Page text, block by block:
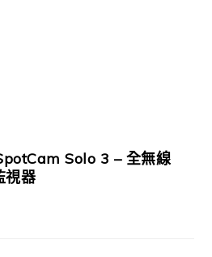
Solo 3 – 全無線
視器